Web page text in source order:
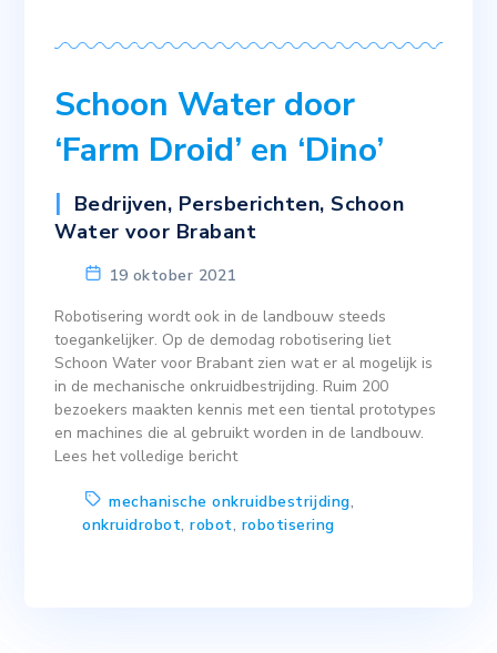
Schoon Water door
‘Farm Droid’ en ‘Dino’
Bedrijven, Persberichten,Schoon
Water voor Brabant
19 oktober 2021
Robotisering wordt ook in de landbouw steeds
toegankelijker. Op de demodag robotisering liet
Schoon Water voor Brabant zien wat er al mogelijk is
in de mechanische onkruidbestrijding. Ruim 200
bezoekers maakten kennis met een tiental prototypes
en machines die al gebruikt worden in de landbouw.
Lees het volledige bericht
mechanische onkruidbestrijding,
onkruidrobot,robot, robotisering